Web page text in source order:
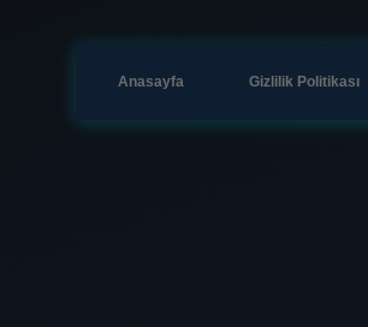
Anasayfa Gizlilik Politikası